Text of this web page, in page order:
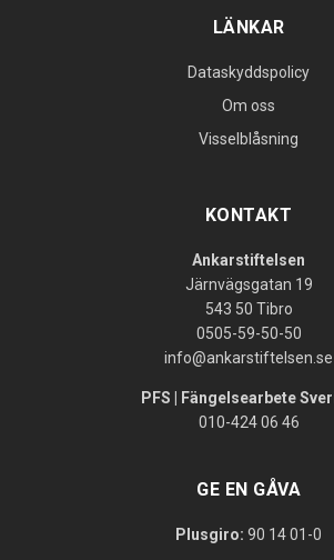
LÄNKAR
Dataskyddspolicy
Om oss
Visselblåsning
KONTAKT
Ankarstiftelsen
Järnvägsgatan 19
543 50 Tibro
0505-59-50-50
info@ankarstiftelsen.se
PFS | Fängelsearbete
010-424 06 46
GE EN GÅVA
Plusgiro: 90 14 01-0